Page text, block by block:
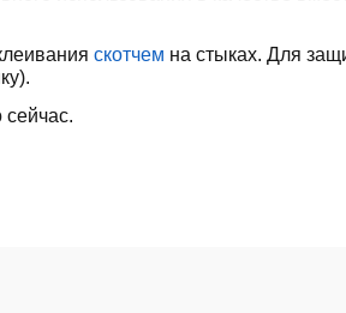
скотчем на стыках. Для